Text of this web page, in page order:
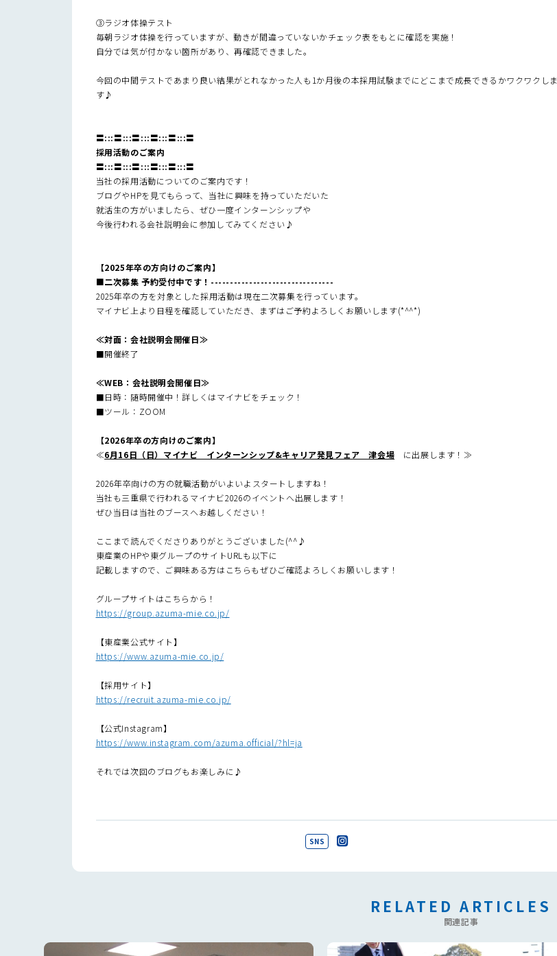
③ラジオ体操テスト
毎朝ラジオ体操を行っていますが、動きが間違っていないかチェック表をもとに確認を実施！
自分では気が付かない箇所があり、再確認できました。
今回の中間テストであまり良い結果がとれなかった人も1か月後の本採用試験までにどこまで成長できるかワクワクしま
す♪
〓:::〓:::〓:::〓:::〓:::〓
採用活動のご案内
〓:::〓:::〓:::〓:::〓:::〓
当社の採用活動についてのご案内です！
ブログやHPを見てもらって、当社に興味を持っていただいた
就活生の方がいましたら、ぜひ一度インターンシップや
今後行われる会社説明会に参加してみてください♪
【2025年卒の方向けのご案内】
■二次募集 予約受付中です！--------------------------------
2025年卒の方を対象とした採用活動は現在二次募集を行っています。
マイナビ上より日程を確認していただき、まずはご予約よろしくお願いします(*^^*)
≪対面：会社説明会開催日≫
■開催終了
≪WEB：会社説明会開催日≫
■日時：随時開催中！詳しくはマイナビをチェック！
■ツール：ZOOM
【2026年卒の方向けのご案内】
≪6月16日（日）マイナビ インターンシップ&キャリア発見フェア 津会場 に出展します！≫
2026年卒向けの方の就職活動がいよいよスタートしますね！
当社も三重県で行われるマイナビ2026のイベントへ出展します！
ぜひ当日は当社のブースへお越しください！
ここまで読んでくださりありがとうございました(^^♪
東産業のHPや東グループのサイトURLも以下に
記載しますので、ご興味ある方はこちらもぜひご確認よろしくお願いします！
グループサイトはこちらから！
https://group.azuma-mie.co.jp/
【東産業公式サイト】
https://www.azuma-mie.co.jp/
【採用サイト】
https://recruit.azuma-mie.co.jp/
【公式Instagram】
https://www.instagram.com/azuma.official/?hl=ja
それでは次回のブログもお楽しみに♪
SNS
RELATED ARTICLES
関連記事